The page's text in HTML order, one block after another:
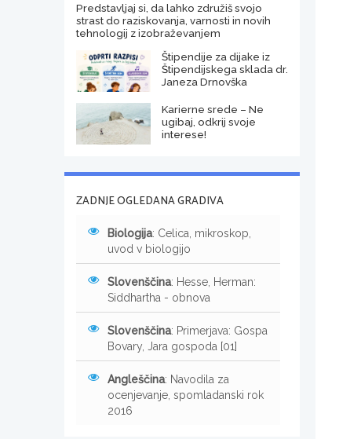
Predstavljaj si, da lahko združiš svojo
strast do raziskovanja, varnosti in novih
tehnologij z izobraževanjem
Štipendije za dijake iz
Štipendijskega sklada dr.
Janeza Drnovška
Karierne srede – Ne
ugibaj, odkrij svoje
interese!
ZADNJE OGLEDANA GRADIVA
Biologija: Celica, mikroskop,
uvod v biologijo
Slovenščina: Hesse, Herman:
Siddhartha - obnova
Slovenščina: Primerjava: Gospa
Bovary, Jara gospoda [01]
Angleščina: Navodila za
ocenjevanje, spomladanski rok
2016